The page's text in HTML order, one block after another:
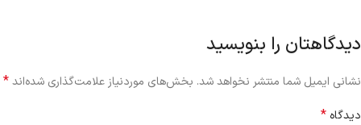
دیدگاهتان را بنویسید
نشانی ایمیل شما منتشر نخواهد شد. بخش‌های موردنیاز علامت‌گذاری شده‌اند*
دیدگاه *